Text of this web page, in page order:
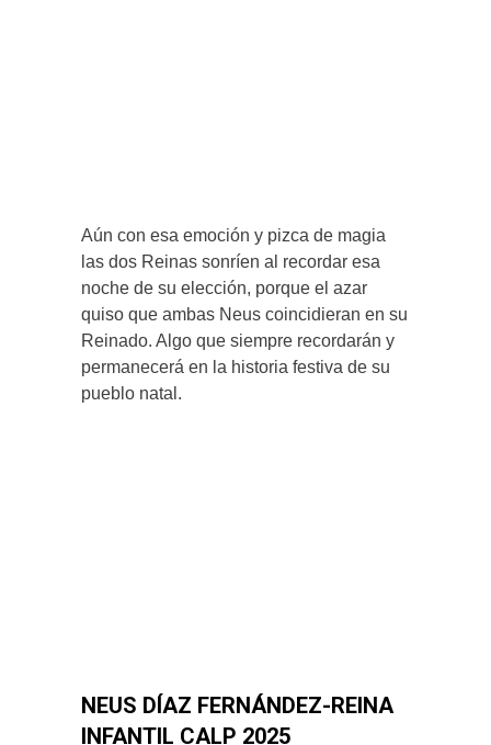
Aún con esa emoción y pizca de magia
las dos Reinas sonríen al recordar esa
noche de su elección, porque el azar
quiso que ambas Neus coincidieran en su
Reinado. Algo que siempre recordarán y
permanecerá en la historia festiva de su
pueblo natal.
NEUS DÍAZ FERNÁNDEZ-REINA
INFANTIL CALP 2025